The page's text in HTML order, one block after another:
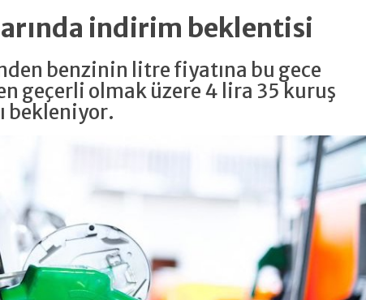
indirim beklentisi
benzinin litre fiyatına bu gece
geçerli olmak üzere 4 lira 35 kuruş
bekleniyor.